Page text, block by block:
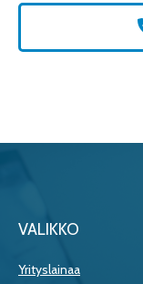
VALIKKO
Yrityslainaa